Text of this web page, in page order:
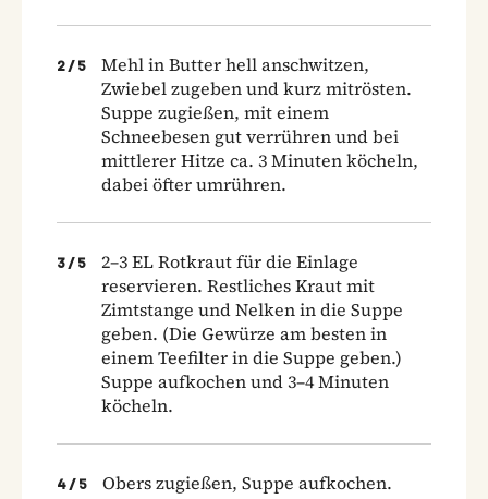
2 / 5
Mehl in Butter hell anschwitzen,
Zwiebel zugeben und kurz mitrösten.
Suppe zugießen, mit einem
Schneebesen gut verrühren und bei
mittlerer Hitze ca. 3 Minuten köcheln,
dabei öfter umrühren.
3 / 5
2–3 EL Rotkraut für die Einlage
reservieren. Restliches Kraut mit
Zimtstange und Nelken in die Suppe
geben. (Die Gewürze am besten in
einem Teefilter in die Suppe geben.)
Suppe aufkochen und 3–4 Minuten
köcheln.
4 / 5
Obers zugießen, Suppe aufkochen.